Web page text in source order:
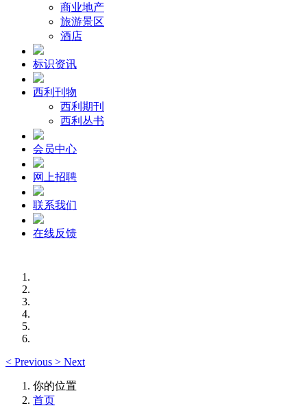
商业地产
旅游景区
酒店
标识资讯
西利刊物
西利期刊
西利丛书
会员中心
网上招聘
联系我们
在线反馈
< Previous > Next
你的位置
首页